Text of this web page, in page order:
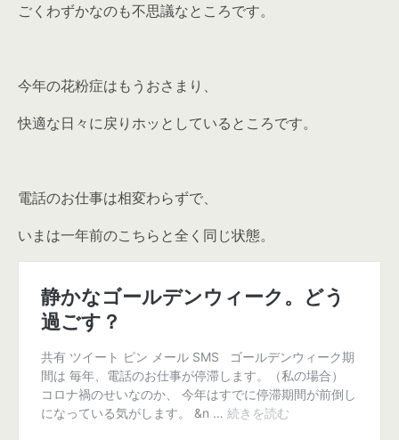
ごくわずかなのも不思議なところです。
今年の花粉症はもうおさまり、
快適な日々に戻りホッとしているところです。
電話のお仕事は相変わらずで、
いまは一年前のこちらと全く同じ状態。